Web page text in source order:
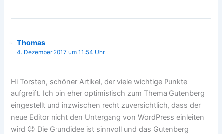
Thomas
4. Dezember 2017 um 11:54 Uhr
Hi Torsten, schöner Artikel, der viele wichtige Punkte
aufgreift. Ich bin eher optimistisch zum Thema Gutenberg
eingestellt und inzwischen recht zuversichtlich, dass der
neue Editor nicht den Untergang von WordPress einleiten
wird 😉 Die Grundidee ist sinnvoll und das Gutenberg